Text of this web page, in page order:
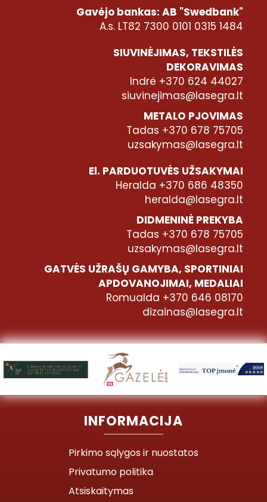
Gavėjo bankas: AB "Swedbank"
A.s. LT82 7300 0101 0315 1484
SIUVINĖJIMAS, TEKSTILĖS
DEKORAVIMAS
Indrė +370 624 44027
siuvinejimas@lasegra.lt
METALO PJOVIMAS
Tadas +370 678 75705
uzsakymas@lasegra.lt
El. PARDUOTUVĖS UŽSAKYMAI
Heralda +370 686 48350
heralda@lasegra.lt
DIDMENINĖ PREKYBA
Tadas +370 678 75705
uzsakymas@lasegra.lt
GATVĖS UŽRAŠŲ GAMYBA, SPORTINIAI
APDOVANOJIMAI, MEDALIAI
Romualda +370 646 08170
dizainas@lasegra.lt
INFORMACIJA
Pirkimo sąlygos ir nuostatos
Privatumo politika
Atsiskaitymas